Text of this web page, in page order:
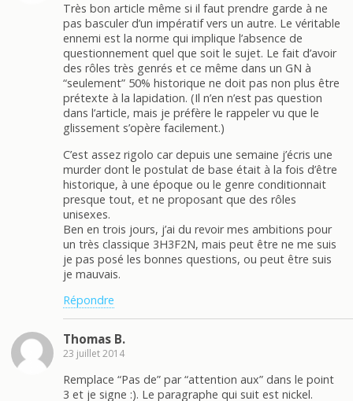
Très bon article même si il faut prendre garde à ne
pas basculer d’un impératif vers un autre. Le véritable
ennemi est la norme qui implique l’absence de
questionnement quel que soit le sujet. Le fait d’avoir
des rôles très genrés et ce même dans un GN à
“seulement” 50% historique ne doit pas non plus être
prétexte à la lapidation. (Il n’en n’est pas question
dans l’article, mais je préfère le rappeler vu que le
glissement s’opère facilement.)
C’est assez rigolo car depuis une semaine j’écris une
murder dont le postulat de base était à la fois d’être
historique, à une époque ou le genre conditionnait
presque tout, et ne proposant que des rôles
unisexes.
Ben en trois jours, j’ai du revoir mes ambitions pour
un très classique 3H3F2N, mais peut être ne me suis
je pas posé les bonnes questions, ou peut être suis
je mauvais.
Répondre
Thomas B.
23 juillet 2014
Remplace “Pas de” par “attention aux” dans le point
3 et je signe :). Le paragraphe qui suit est nickel.